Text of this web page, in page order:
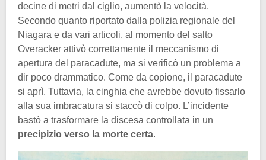
decine di metri dal ciglio, aumentò la velocità.
Secondo quanto riportato dalla polizia regionale del
Niagara e da vari articoli, al momento del salto
Overacker attivò correttamente il meccanismo di
apertura del paracadute, ma si verificò un problema a
dir poco drammatico. Come da copione, il paracadute
si aprì. Tuttavia, la cinghia che avrebbe dovuto fissarlo
alla sua imbracatura si staccò di colpo. L’incidente
bastò a trasformare la discesa controllata in un
precipizio verso la morte certa.